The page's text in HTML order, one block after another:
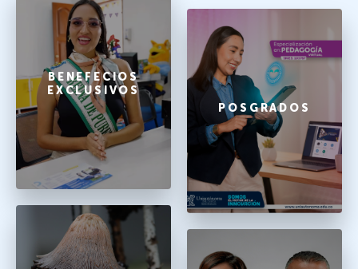
BENEFECIOS
EXCLUSIVOS
POSGRADOS